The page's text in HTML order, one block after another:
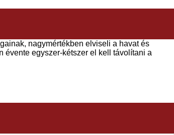
nagymértékben elviseli a havat és
évente egyszer-kétszer el kell távolítani a